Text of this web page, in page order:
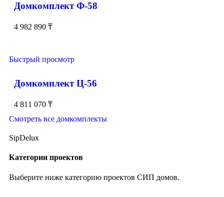
Домкомплект Ф-58
4 982 890 ₸
Быстрый просмотр
Домкомплект Ц-56
4 811 070 ₸
Смотреть все домкомплекты
SipDelux
Категории проектов
Выберите ниже категорию проектов СИП домов.